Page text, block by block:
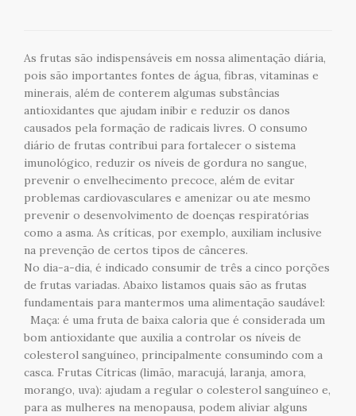
As frutas são indispensáveis em nossa alimentação diária,
pois são importantes fontes de água, fibras, vitaminas e
minerais, além de conterem algumas substâncias
antioxidantes que ajudam inibir e reduzir os danos
causados pela formação de radicais livres. O consumo
diário de frutas contribui para fortalecer o sistema
imunológico, reduzir os níveis de gordura no sangue,
prevenir o envelhecimento precoce, além de evitar
problemas cardiovasculares e amenizar ou ate mesmo
prevenir o desenvolvimento de doenças respiratórias
como a asma. As críticas, por exemplo, auxiliam inclusive
na prevenção de certos tipos de cânceres.
No dia-a-dia, é indicado consumir de três a cinco porções
de frutas variadas. Abaixo listamos quais são as frutas
fundamentais para mantermos uma alimentação saudável:
Maça: é uma fruta de baixa caloria que é considerada um
bom antioxidante que auxilia a controlar os níveis de
colesterol sanguíneo, principalmente consumindo com a
casca. Frutas Cítricas (limão, maracujá, laranja, amora,
morango, uva): ajudam a regular o colesterol sanguíneo e,
para as mulheres na menopausa, podem aliviar alguns